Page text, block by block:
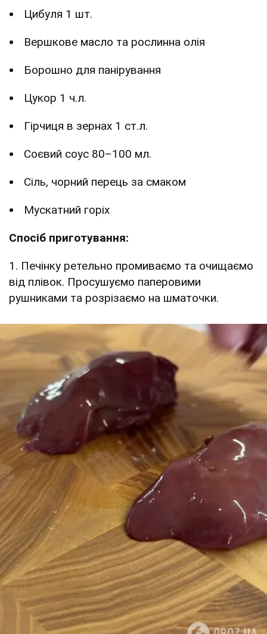
Цибуля 1 шт.
Вершкове масло та рослинна олія
Борошно для панірування
Цукор 1 ч.л.
Гірчиця в зернах 1 ст.л.
Соєвий соус 80–100 мл.
Сіль, чорний перець за смаком
Мускатний горіх
Спосіб приготування:
1. Печінку ретельно промиваємо та очищаємо
від плівок. Просушуємо паперовими
рушниками та розрізаємо на шматочки.